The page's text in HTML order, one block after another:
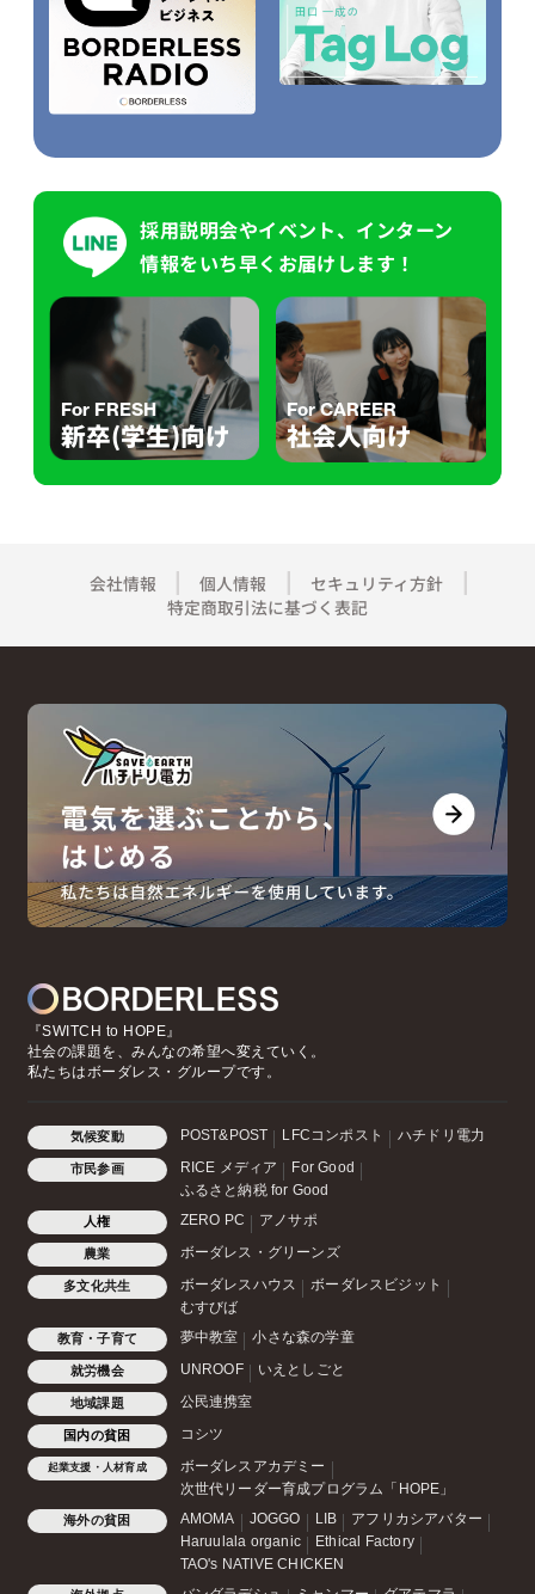
採用説明会やイベント、インターン
情報をいち早くお届けします！
For FRESH
新卒(学生)向け
For CAREER
社会人向け
会社情報 個人情報
セキュリティ方針
特定商取引法に基づく表記
『SWITCH to HOPE』
社会の課題を、みんなの希望へ変えていく。
私たちはボーダレス・グループです。
気候変動 POST&POST LFCコンポスト ハチドリ電力
市民参画 RICE メディア
For Good
ふるさと納税 for Good
人権 ZERO PC アノサポ
農業 ボーダレス・グリーンズ
多文化共生 ボーダレスハウス
ボーダレスビジット
むすびば
教育・子育て 夢中教室 小さな森の学童
就労機会 UNROOF いえとしごと
地域課題 公民連携室
国内の貧困 コシツ
起業支援・人材育成
ボーダレスアカデミー
次世代リーダー育成プログラム「HOPE」
海外の貧困 AMOMA JOGGO LIB
アフリカシアバター
Haruulala organic
Ethical Factory
TAO's NATIVE CHICKEN